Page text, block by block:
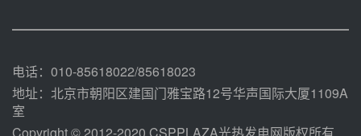
规模化助力构建绿色低碳电力供给
电话：010-85618022/85618023
地址：北京市朝阳区建国门雅宝路12号华声国际大厦1109A
室
Copyright © 2012-2020 CSPPLAZA光热发电网版权所有